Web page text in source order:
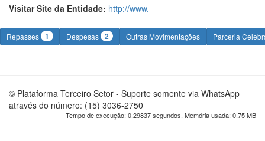
Visitar Site da Entidade: http://www.
Repasses 1 Despesas 2 Outras Movimentações Parceria
© Plataforma Terceiro Setor - Suporte somente via WhatsApp
através do número: (15) 3036-2750
Tempo de execução: 0.29837 segundos. Memória usada: 0.75 MB